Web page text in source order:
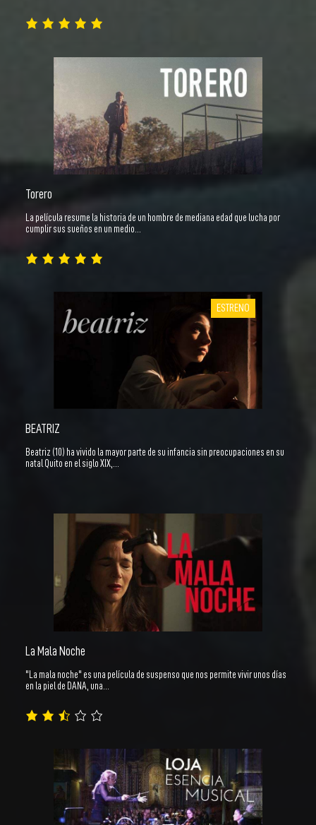
Torero
La película resume la historia de un hombre de mediana edad que lucha por
cumplir sus sueños en un medio…
ESTRENO
BEATRIZ
Beatriz (10) ha vivido la mayor parte de su infancia sin preocupaciones en su
natal Quito en el siglo XIX,…
La Mala Noche
"La mala noche" es una película de suspenso que nos permite vivir unos días
en la piel de DANA, una…